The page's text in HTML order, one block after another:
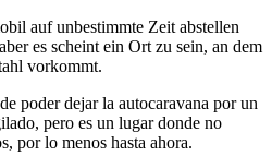
auf unbestimmte Zeit abstellen
es scheint ein Ort zu sein, an dem
vorkommt.
poder dejar la autocaravana por un
pero es un lugar donde no
por lo menos hasta ahora.